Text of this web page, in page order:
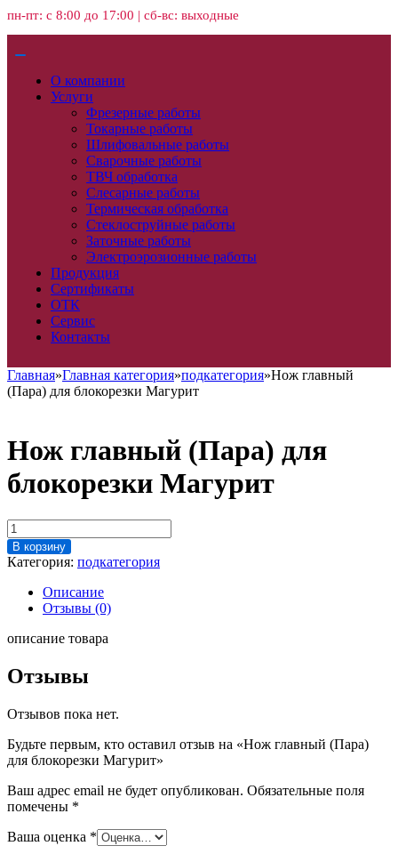
пн-пт: с 8:00 до 17:00 | сб-вс: выходные
О компании
Услуги
Фрезерные работы
Токарные работы
Шлифовальные работы
Сварочные работы
ТВЧ обработка
Слесарные работы
Термическая обработка
Стеклоструйные работы
Заточные работы
Электроэрозионные работы
Продукция
Сертификаты
ОТК
Сервис
Контакты
Главная»Главная категория»подкатегория»Нож главный
(Пара) для блокорезки Магурит
Нож главный (Пара) для
блокорезки Магурит
Количество
товара
Нож
главный
(Пара)
Магурит
В корзину
Категория: подкатегория
Описание
Отзывы (0)
описание товара
Отзывы
Отзывов пока нет.
Будьте первым, кто оставил отзыв на «Нож главный (Пара)
для блокорезки Магурит»
Ваш адрес email не будет опубликован. Обязательные поля
помечены *
Ваша оценка *